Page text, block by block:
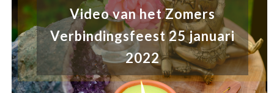
Video van het Zomers
Verbindingsfeest 25 januari
2022